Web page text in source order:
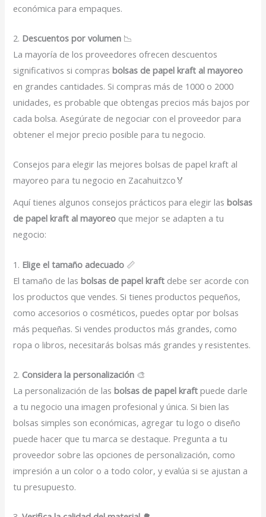
económica para empaques.
2. Descuentos por volumen 📉
La mayoría de los proveedores ofrecen descuentos
significativos si comprasbolsas de papel kraft al mayoreo
en grandes cantidades. Si compras más de 1000 o 2000
unidades, es probable que obtengas precios más bajos por
cada bolsa. Asegúrate de negociar con el proveedor para
obtener el mejor precio posible para tu negocio.
Consejos para elegir las mejores bolsas de papel kraft al
mayoreo para tu negocio en Zacahuitzco🏅
Aquí tienes algunos consejos prácticos para elegir lasbolsas
de papel kraft al mayoreo que mejor se adapten a tu
negocio:
1. Elige el tamaño adecuado 📏
El tamaño de lasbolsas de papel kraft debe ser acorde con
los productos que vendes. Si tienes productos pequeños,
como accesorios o cosméticos, puedes optar por bolsas
más pequeñas. Si vendes productos más grandes, como
ropa o libros, necesitarás bolsas más grandes y resistentes.
2. Considera la personalización 🎨
La personalización de lasbolsas de papel kraft puede darle
a tu negocio una imagen profesional y única. Si bien las
bolsas simples son económicas, agregar tu logo o diseño
puede hacer que tu marca se destaque. Pregunta a tu
proveedor sobre las opciones de personalización, como
impresión a un color o a todo color, y evalúa si se ajustan a
tu presupuesto.